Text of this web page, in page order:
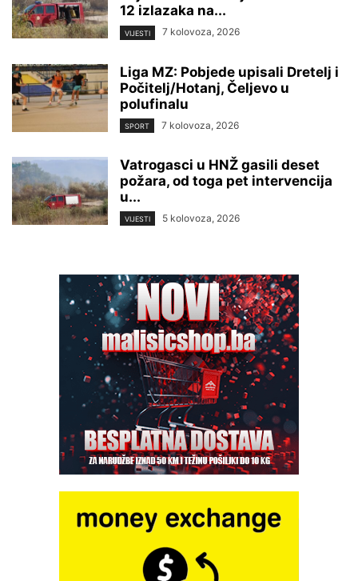
12 izlazaka na...
VIJESTI 7 kolovoza, 2026
Liga MZ: Pobjede upisali Dretelj i
Počitelj/Hotanj, Čeljevo u
polufinalu
SPORT 7 kolovoza, 2026
Vatrogasci u HNŽ gasili deset
požara, od toga pet intervencija
u...
VIJESTI 5 kolovoza, 2026